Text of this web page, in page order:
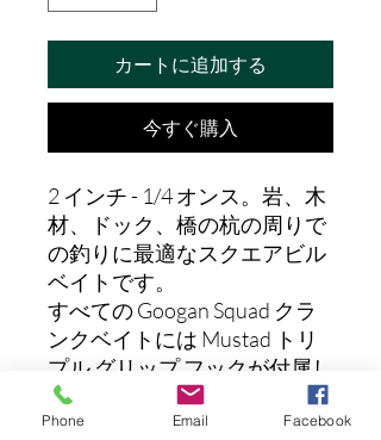
カートに追加する
今すぐ購入
2 インチ - 1/4 オンス。岩、木
材、ドック、橋の杭の周りで
の釣りに最適なスクエアビル
ベイトです。
すべての Googan Squad クラ
ンクベイトには Mustad トリ
プル グリップ フックが付属し
ており、潜水深度がベイトの
底部に描かれています。
Phone Email Facebook